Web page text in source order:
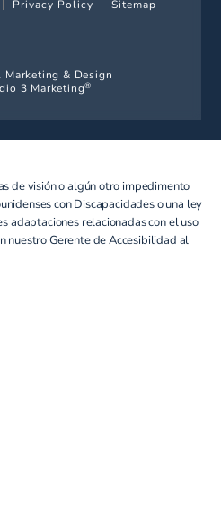
Privacy Policy Sitemap
Marketing & Design
3 Marketing®
de visión o algún otro impedimento
con Discapacidades o una ley
adaptaciones relacionadas con el uso
nuestro Gerente de Accesibilidad al